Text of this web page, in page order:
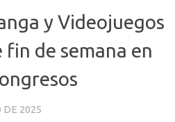
y Videojuegos
fin de semana en
DE 2025